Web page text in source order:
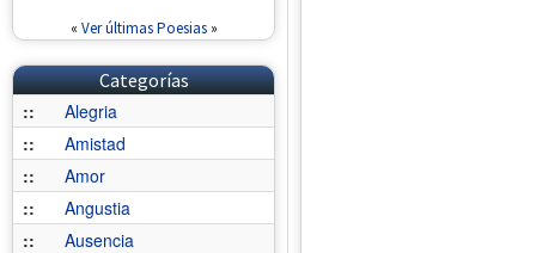
« Ver últimas Poesias»
Categorías
::
Alegria
::
Amistad
::
Amor
::
Angustia
::
Ausencia